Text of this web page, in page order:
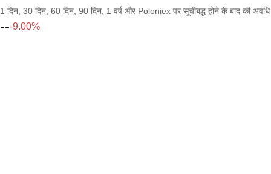
1 दिन, 30 दिन, 60 दिन, 90 दिन, 1 वर्ष और Poloniex पर सूचीबद्ध होने के बाद की
---9.00%